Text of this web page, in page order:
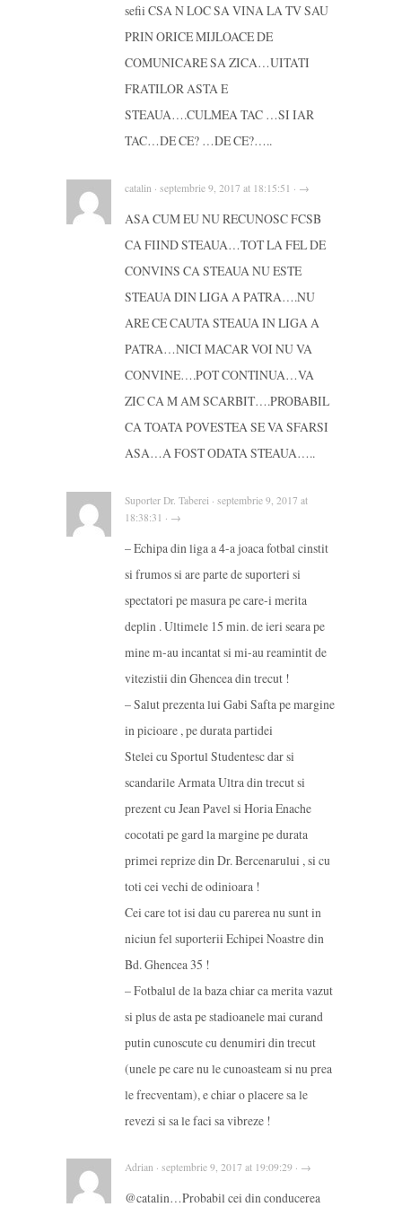
sefii CSA N LOC SA VINA LA TV SAU
PRIN ORICE MIJLOACE DE
COMUNICARE SA ZICA…UITATI
FRATILOR ASTA E
STEAUA….CULMEA TAC …SI IAR
TAC…DE CE? …DE CE?…..
catalin · septembrie 9, 2017 at 18:15:51 · →
ASA CUM EU NU RECUNOSC FCSB
CA FIIND STEAUA…TOT LA FEL DE
CONVINS CA STEAUA NU ESTE
STEAUA DIN LIGA A PATRA….NU
ARE CE CAUTA STEAUA IN LIGA A
PATRA…NICI MACAR VOI NU VA
CONVINE….POT CONTINUA…VA
ZIC CA M AM SCARBIT….PROBABIL
CA TOATA POVESTEA SE VA SFARSI
ASA…A FOST ODATA STEAUA…..
Suporter Dr. Taberei · septembrie 9, 2017 at
18:38:31 · →
– Echipa din liga a 4-a joaca fotbal cinstit
si frumos si are parte de suporteri si
spectatori pe masura pe care-i merita
deplin . Ultimele 15 min. de ieri seara pe
mine m-au incantat si mi-au reamintit de
vitezistii din Ghencea din trecut !
– Salut prezenta lui Gabi Safta pe margine
in picioare , pe durata partidei
Stelei cu Sportul Studentesc dar si
scandarile Armata Ultra din trecut si
prezent cu Jean Pavel si Horia Enache
cocotati pe gard la margine pe durata
primei reprize din Dr. Bercenarului , si cu
toti cei vechi de odinioara !
Cei care tot isi dau cu parerea nu sunt in
niciun fel suporterii Echipei Noastre din
Bd. Ghencea 35 !
– Fotbalul de la baza chiar ca merita vazut
si plus de asta pe stadioanele mai curand
putin cunoscute cu denumiri din trecut
(unele pe care nu le cunoasteam si nu prea
le frecventam), e chiar o placere sa le
revezi si sa le faci sa vibreze !
Adrian · septembrie 9, 2017 at 19:09:29 · →
@catalin…Probabil cei din conducerea